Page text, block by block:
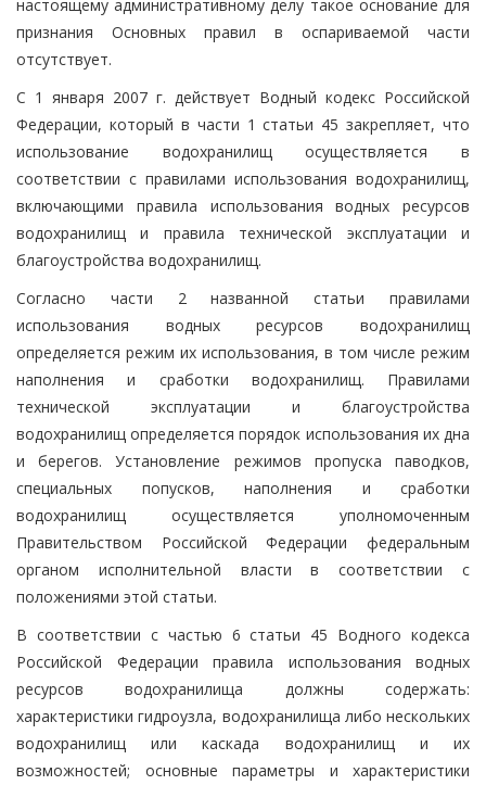
настоящему административному делу такое основание для
признания Основных правил в оспариваемой части
отсутствует.
С 1 января 2007 г. действует Водный кодекс Российской
Федерации, который в части 1 статьи 45 закрепляет, что
использование водохранилищ осуществляется в
соответствии с правилами использования водохранилищ,
включающими правила использования водных ресурсов
водохранилищ и правила технической эксплуатации и
благоустройства водохранилищ.
Согласно части 2 названной статьи правилами
использования водных ресурсов водохранилищ
определяется режим их использования, в том числе режим
наполнения и сработки водохранилищ. Правилами
технической эксплуатации и благоустройства
водохранилищ определяется порядок использования их дна
и берегов. Установление режимов пропуска паводков,
специальных попусков, наполнения и сработки
водохранилищ осуществляется уполномоченным
Правительством Российской Федерации федеральным
органом исполнительной власти в соответствии с
положениями этой статьи.
В соответствии с частью 6 статьи 45 Водного кодекса
Российской Федерации правила использования водных
ресурсов водохранилища должны содержать:
характеристики гидроузла, водохранилища либо нескольких
водохранилищ или каскада водохранилищ и их
возможностей; основные параметры и характеристики